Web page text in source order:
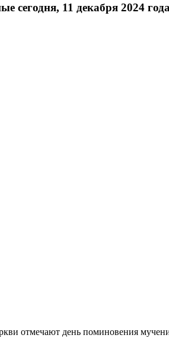
сегодня, 11 декабря 2024 года
отмечают день поминовения